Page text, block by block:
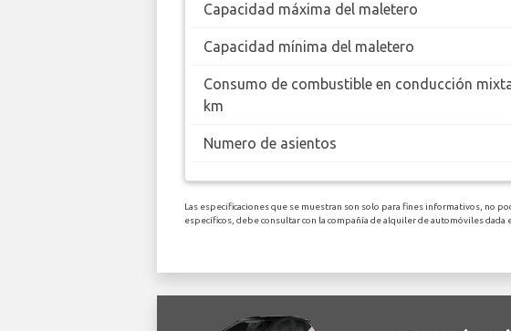
Capacidad máxima del maletero
Capacidad mínima del maletero
Consumo de combustible en conducción
km
Numero de asientos
Las especificaciones que se muestran son solo para fines informativos, no
específicos, debe consultar con la compañía de alquiler de automóviles dada